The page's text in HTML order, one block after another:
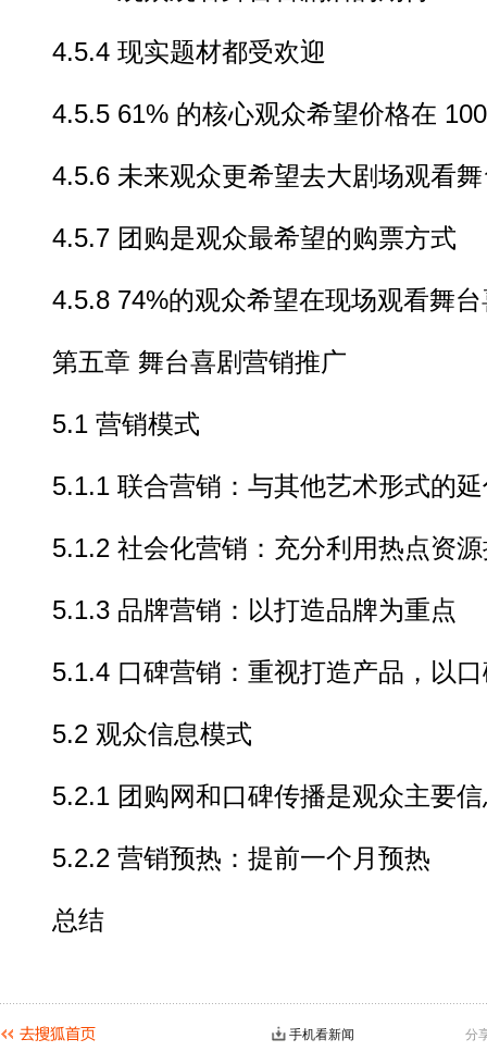
4.5.4 现实题材都受欢迎
4.5.5 61% 的核心观众希望价格在 100
4.5.6 未来观众更希望去大剧场观看舞
4.5.7 团购是观众最希望的购票方式
4.5.8 74%的观众希望在现场观看舞台
第五章 舞台喜剧营销推广
5.1 营销模式
5.1.1 联合营销：与其他艺术形式的延
5.1.2 社会化营销：充分利用热点资源
5.1.3 品牌营销：以打造品牌为重点
5.1.4 口碑营销：重视打造产品，以口
5.2 观众信息模式
5.2.1 团购网和口碑传播是观众主要信
5.2.2 营销预热：提前一个月预热
总结
分
手机看新闻